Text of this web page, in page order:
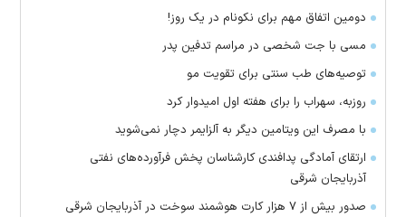
دومین اتفاق مهم برای نکونام در یک روز!
مسی با جت شخصی در مراسم تدفین پدر
توصیه‌های طب سنتی برای تقویت مو
روزبه، سهراب را برای هفته اول امیدوار کرد
با مصرف این ویتامین دیگر به آلزایمر دچار نمی‌شوید
ارتقای آمادگی پدافندی کارشناسان پخش فرآورده‌های نفتی
آذربایجان شرقی
صدور بیش از ۷ هزار کارت هوشمند سوخت در آذربایجان شرقی